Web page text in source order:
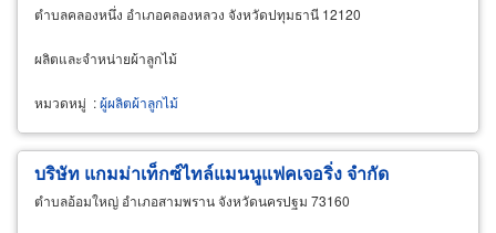
ตำบลคลองหนึ่ง อำเภอคลองหลวง จังหวัดปทุมธานี 12120
ผลิตและจำหน่ายผ้าลูกไม้
หมวดหมู่ :ผู้ผลิตผ้าลูกไม้
บริษัท แกมม่าเท็กซ์ไทล์แมนนูแฟคเจอริ่ง จำกัด
ตำบลอ้อมใหญ่ อำเภอสามพราน จังหวัดนครปฐม 73160